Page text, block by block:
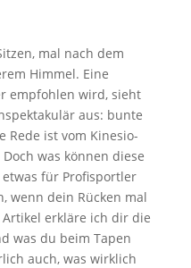
mal nach dem
Himmel. Eine
empfohlen wird, sieht
aus: bunte
Rede ist vom Kinesio-
was können diese
für Profisportler
wenn dein Rücken mal
erkläre ich dir die
was du beim Tapen
auch, was wirklich